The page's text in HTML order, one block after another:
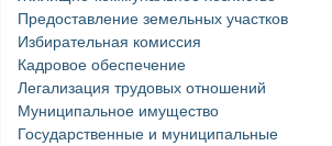
Предоставление земельных участков
Избирательная комиссия
Кадровое обеспечение
Легализация трудовых отношений
Муниципальное имущество
Государственные и муниципальные